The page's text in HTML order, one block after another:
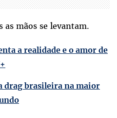
as mãos se levantam.
a realidade e o amor de
drag brasileira na maior